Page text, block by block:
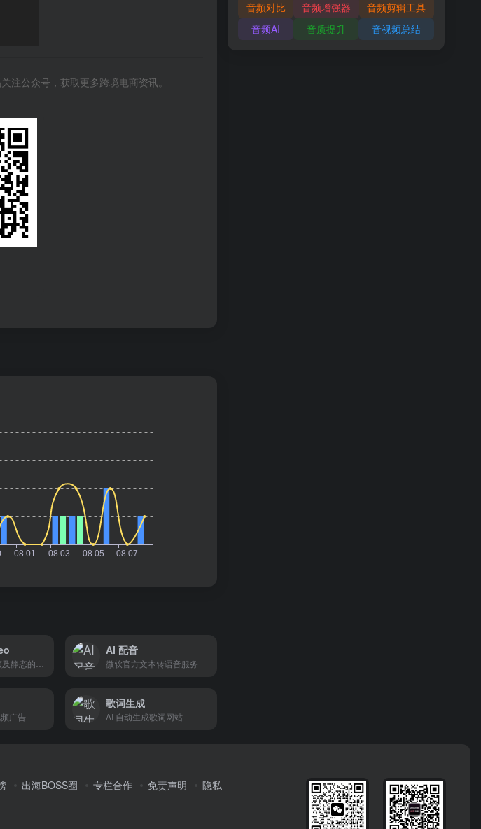
注公众号，获取更多跨境电商资讯。
AI 配音
微软官方文本转语音服务
广告
歌词生成
AI 自动生成歌词网站
音频对比
音频增强器
音频剪辑工具
音频AI
音质提升 音视频总结
出海BOSS圈 专栏合作 免责声明
隐私